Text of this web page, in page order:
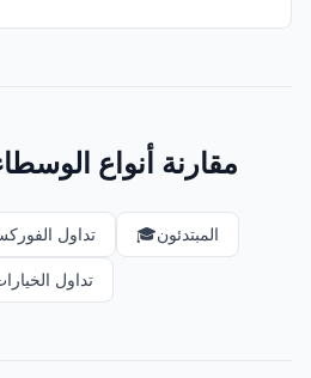
مقارنة أنواع
تداول 🎓المبتدئون
تداول